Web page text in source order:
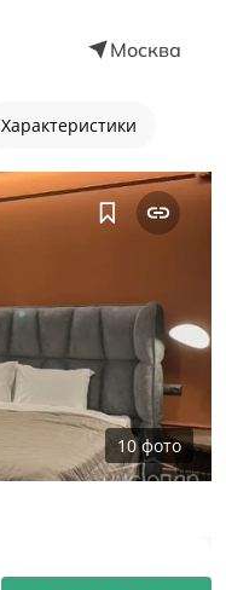
Москва
Характеристики
10фото